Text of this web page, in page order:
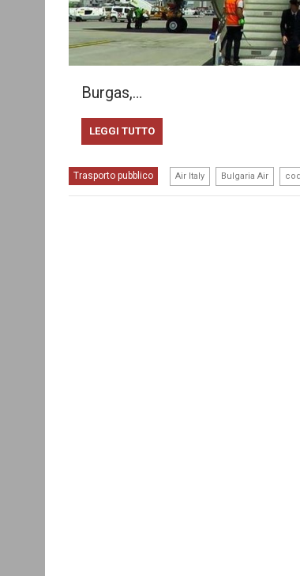
Burgas,…
LEGGI TUTTO
Trasporto pubblico Air Italy Bulgaria Air